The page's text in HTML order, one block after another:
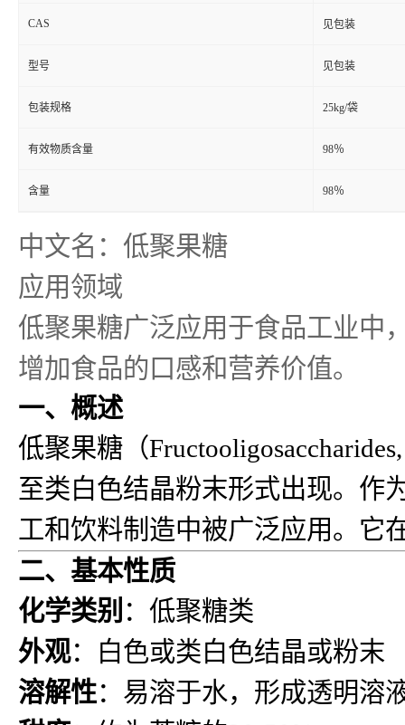
CAS 见包装
型号 见包装
包装规格 25kg/袋
有效物质含量 98％
含量 98％
中文名：低聚果糖
应用领域
低聚果糖广泛应用于食品工业中
增加食品的口感和营养价值。
一、概述
低聚果糖（
至类白色结晶粉末形式出现。作
工和饮料制造中被广泛应用。它
二、基本性质
化学类别 ：低聚糖类
外观：白色或类白色结晶或粉末
溶解性：易溶于水，形成透明溶